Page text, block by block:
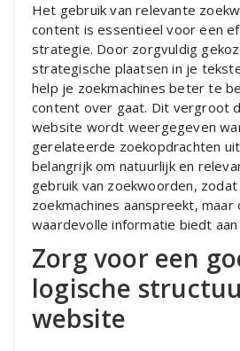
Het gebruik van relevante
content is essentieel voor een
strategie. Door zorgvuldig
strategische plaatsen in je
help je zoekmachines beter te
content over gaat. Dit vergroot
website wordt weergegeven
gerelateerde zoekopdrachten
belangrijk om natuurlijk en
gebruik van zoekwoorden,
zoekmachines aanspreekt, maar
waardevolle informatie biedt
Zorg voor een
logische
website